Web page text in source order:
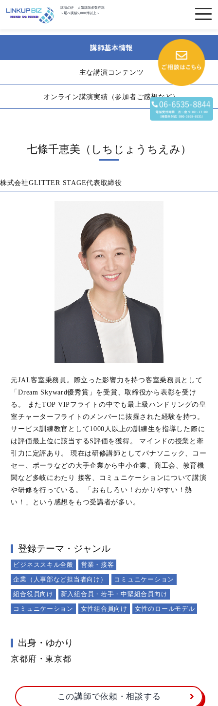
講演の匠 人気講師多数在籍
～延べ実績5,000件以上～
講師基本情報
主な講演コンテンツ
オンライン講演実績（参加者ご感想など）
七條千恵美（しちじょうちえみ）
株式会社GLITTER STAGE代表取締役
元JAL客室乗務員。際立った影響力を持つ客室乗務員として
「Dream Skyward優秀賞」を受賞、取締役から表彰を受け
る。 またTOP VIPフライトの中でも最上級ハンドリングの皇
室チャーターフライトのメンバーに抜擢された経験を持つ。
サービス訓練教官として1000人以上の訓練生を指導した際に
は評価最上位に該当するS評価を獲得。 マインドの授業と牽
引力に定評あり。 現在は研修講師としてパナソニック、コー
セー、ポーラなどの大手企業から中小企業、商工会、教育機
関など多岐にわたり 接客、コミュニケーションについて講演
や研修を行っている。 「おもしろい！わかりやすい！熱
い！」という感想をもつ受講者が多い。
登録テーマ・ジャンル
ビジネススキル全般
営業・接客
企業（人事部など担当者向け）
コミュニケーション
組合役員向け
新入組合員・若手・中堅組合員向け
コミュニケーション
女性組合員向け 女性のロールモデル
出身・ゆかり
京都府・東京都
この講師で依頼・相談する